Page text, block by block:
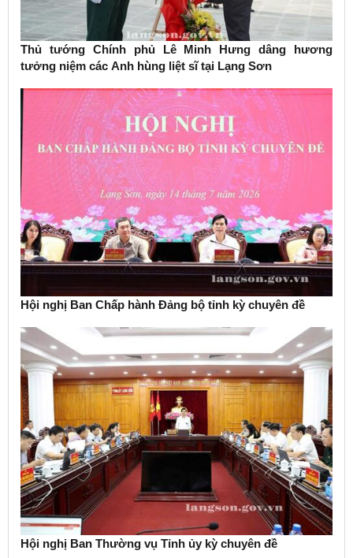
Thủ tướng Chính phủ Lê Minh Hưng dâng hương
tưởng niệm các Anh hùng liệt sĩ tại Lạng Sơn
Hội nghị Ban Chấp hành Đảng bộ tỉnh kỳ chuyên đề
Hội nghị Ban Thường vụ Tỉnh ủy kỳ chuyên đề